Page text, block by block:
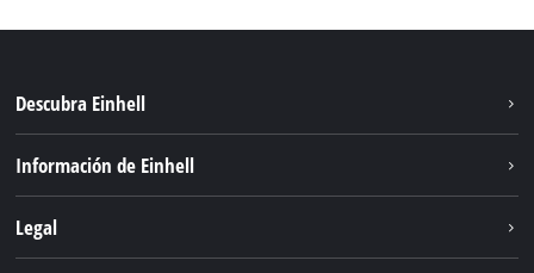
Descubra Einhell
Servicio
Información de Einhell
Legal